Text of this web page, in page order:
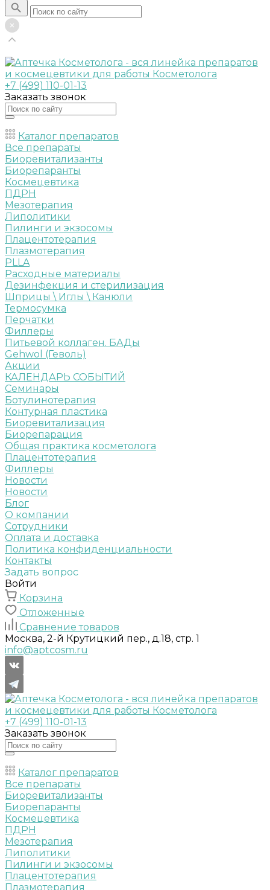
+7 (499) 110-01-13
Заказать звонок
Каталог препаратов
Все препараты
Биоревитализанты
Биорепаранты
Космецевтика
ПДРН
Мезотерапия
Липолитики
Пилинги и экзосомы
Плацентотерапия
Плазмотерапия
PLLA
Расходные материалы
Дезинфекция и стерилизация
Шприцы \ Иглы \ Канюли
Термосумка
Перчатки
Филлеры
Питьевой коллаген. БАДы
Gehwol (Геволь)
Акции
КАЛЕНДАРЬ СОБЫТИЙ
Семинары
Ботулинотерапия
Контурная пластика
Биоревитализация
Биорепарация
Общая практика косметолога
Плацентотерапия
Филлеры
Новости
Новости
Блог
О компании
Сотрудники
Оплата и доставка
Политика конфиденциальности
Контакты
Задать вопрос
Войти
Корзина
Отложенные
Сравнение товаров
Москва, 2-й Крутицкий пер., д.18, стр. 1
info@aptcosm.ru
+7 (499) 110-01-13
Заказать звонок
Каталог препаратов
Все препараты
Биоревитализанты
Биорепаранты
Космецевтика
ПДРН
Мезотерапия
Липолитики
Пилинги и экзосомы
Плацентотерапия
Плазмотерапия